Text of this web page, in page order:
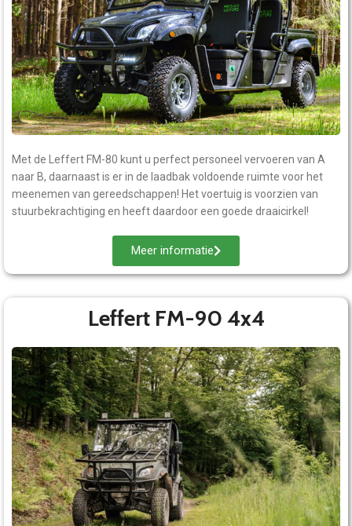
Met de Leffert FM-80 kunt u perfect personeel vervoeren van A
naar B, daarnaast is er in de laadbak voldoende ruimte voor het
meenemen van gereedschappen! Het voertuig is voorzien van
stuurbekrachtiging en heeft daardoor een goede draaicirkel!
Meer informatie
Leffert FM-90 4x4